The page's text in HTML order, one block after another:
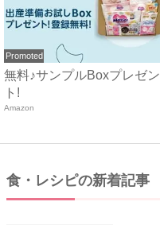
Promoted
無料♪サンプルBoxプレゼン
ト!
Amazon
食・レシピの新着記事